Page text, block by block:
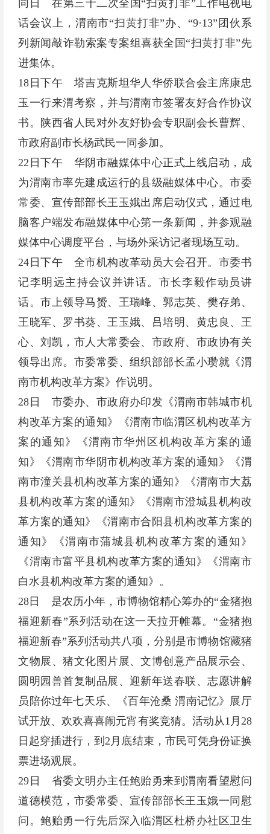
同日 在第三十二次全国“扫黄打非”工作电视电
话会议上，渭南市“扫黄打非”办、“9·13”团伙系
列新闻敲诈勒索案专案组喜获全国“扫黄打非”先
进集体。
18日下午 塔吉克斯坦华人华侨联合会主席康忠
玉一行来渭考察，并与渭南市签署友好合作协议
书。陕西省人民对外友好协会专职副会长曹辉、
市政府副市长杨武民一同参加。
22日下午 华阴市融媒体中心正式上线启动，成
为渭南市率先建成运行的县级融媒体中心。市委
常委、宣传部部长王玉娥出席启动仪式，通过电
脑客户端发布融媒体中心第一条新闻，并参观融
媒体中心调度平台，与场外采访记者现场互动。
24日下午 全市机构改革动员大会召开。市委书
记李明远主持会议并讲话。市长李毅作动员讲
话。市上领导马赟、王瑞峰、郭志英、樊存弟、
王晓军、罗书葵、王玉娥、吕培明、黄忠良、王
心、刘凯，市人大常委会、市政府、市政协有关
领导出席。市委常委、组织部部长孟小瓒就《渭
南市机构改革方案》作说明。
28日 市委办、市政府办印发《渭南市韩城市机
构改革方案的通知》《渭南市临渭区机构改革方
案的通知》《渭南市华州区机构改革方案的通
知》《渭南市华阴市机构改革方案的通知》《渭
南市潼关县机构改革方案的通知》《渭南市大荔
县机构改革方案的通知》《渭南市澄城县机构改
革方案的通知》《渭南市合阳县机构改革方案的
通知》《渭南市蒲城县机构改革方案的通知》
《渭南市富平县机构改革方案的通知》《渭南市
白水县机构改革方案的通知》。
28日 是农历小年，市博物馆精心筹办的“金猪抱
福迎新春”系列活动在这一天拉开帷幕。“金猪抱
福迎新春”系列活动共八项，分别是市博物馆藏猪
文物展、猪文化图片展、文博创意产品展示会、
圆明园兽首复制品展、迎新年送春联、志愿讲解
员陪你过年七天乐、《百年沧桑 渭南记忆》展厅
试开放、欢欢喜喜闹元宵有奖竞猜。活动从1月28
日起穿插进行，到2月底结束，市民可凭身份证换
票进场观展。
29日 省委文明办主任鲍贻勇来到渭南看望慰问
道德模范，市委常委、宣传部部长王玉娥一同慰
问。鲍贻勇一行先后深入临渭区杜桥办社区卫生